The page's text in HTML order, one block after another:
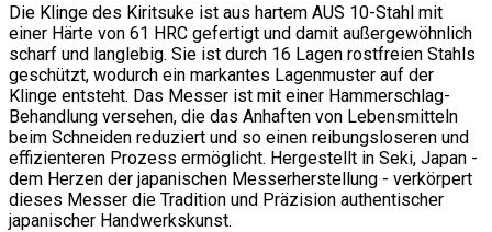
Die Klinge des Kiritsuke ist aus hartem AUS 10-Stahl mit
einer Härte von 61 HRC gefertigt und damit außergewöhnlich
scharf und langlebig. Sie ist durch 16 Lagen rostfreien Stahls
geschützt, wodurch ein markantes Lagenmuster auf der
Klinge entsteht. Das Messer ist mit einer Hammerschlag-
Behandlung versehen, die das Anhaften von Lebensmitteln
beim Schneiden reduziert und so einen reibungsloseren und
effizienteren Prozess ermöglicht. Hergestellt in Seki, Japan -
dem Herzen der japanischen Messerherstellung - verkörpert
dieses Messer die Tradition und Präzision authentischer
japanischer Handwerkskunst.